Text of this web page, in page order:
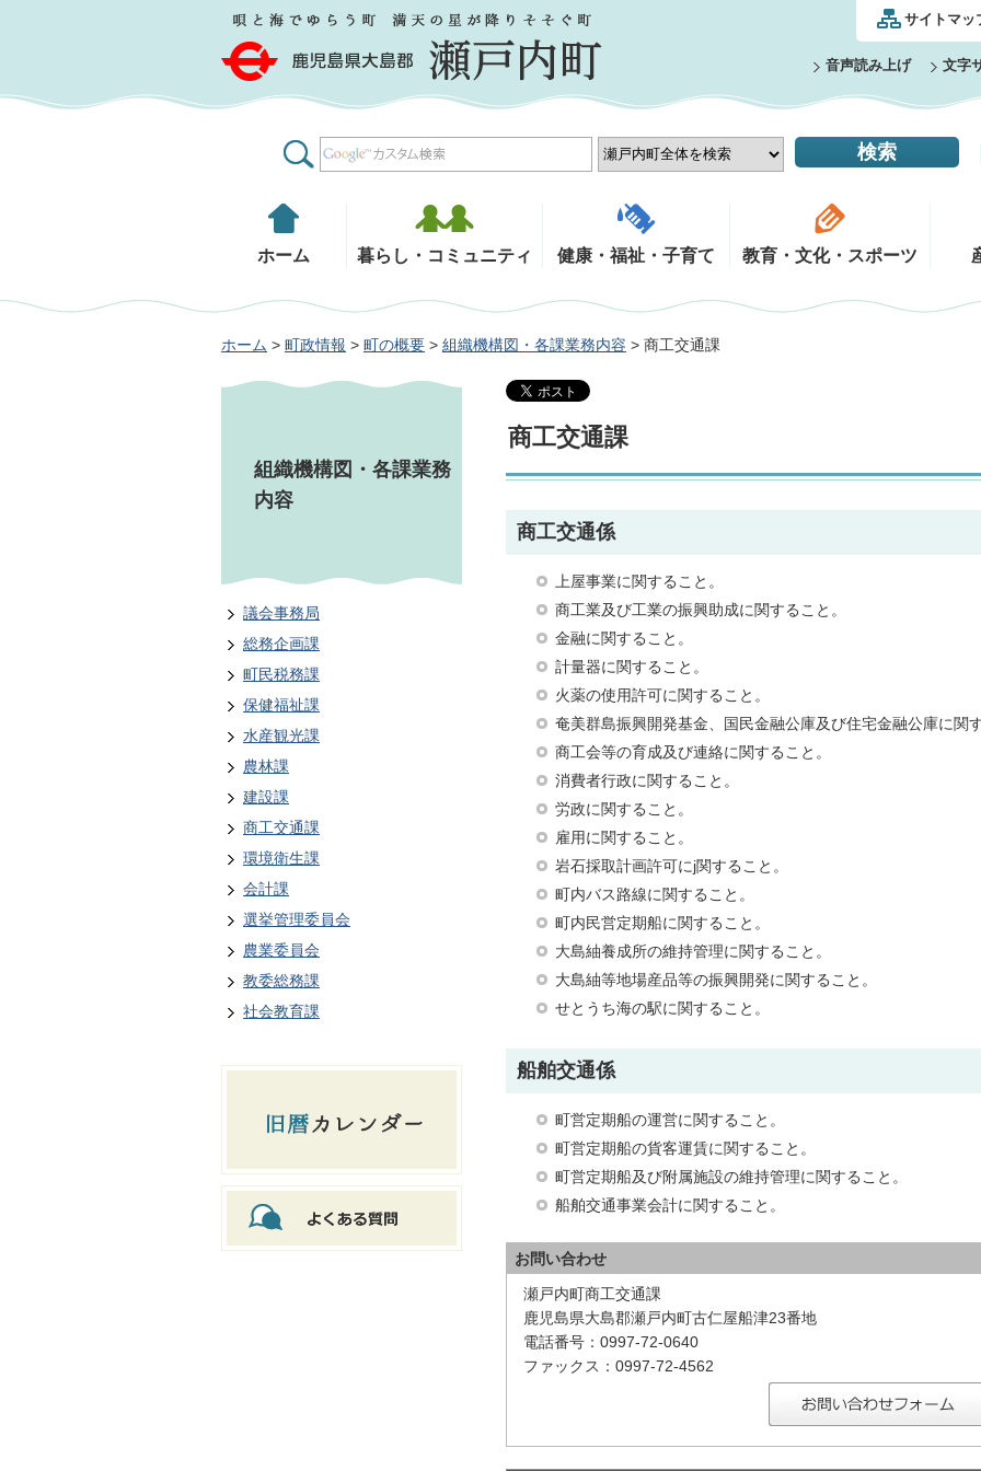
鹿児島県大島郡 瀬戸内町 サイトマッ
音声読み上げ 文字
ホーム 暮らし・コミュニティ 健康・福祉・子育て 教育・文化・スポーツ
ホーム > 町政情報 > 町の概要 > 組織機構図・各課業務内容 > 商工交通課
組織機構図・各課業務
内容
議会事務局
総務企画課
町民税務課
保健福祉課
水産観光課
農林課
建設課
商工交通課
環境衛生課
会計課
選挙管理委員会
農業委員会
教委総務課
社会教育課
商工交通課
商工交通係
上屋事業に関すること。
商工業及び工業の振興助成に関すること。
金融に関すること。
計量器に関すること。
火薬の使用許可に関すること。
奄美群島振興開発基金、国民金融公庫及び住宅金融公庫に関す
商工会等の育成及び連絡に関すること。
消費者行政に関すること。
労政に関すること。
雇用に関すること。
岩石採取計画許可にj関すること。
町内バス路線に関すること。
町内民営定期船に関すること。
大島紬養成所の維持管理に関すること。
大島紬等地場産品等の振興開発に関すること。
せとうち海の駅に関すること。
船舶交通係
町営定期船の運営に関すること。
町営定期船の貨客運賃に関すること。
町営定期船及び附属施設の維持管理に関すること。
船舶交通事業会計に関すること。
お問い合わせ
瀬戸内町商工交通課
鹿児島県大島郡瀬戸内町古仁屋船津23番地
電話番号：0997-72-0640
ファックス：0997-72-4562